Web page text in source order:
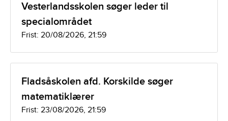
Vesterlandsskolen søger leder til
specialområdet
Frist: 20/08/2026, 21:59
Fladsåskolen afd. Korskilde søger
matematiklærer
Frist: 23/08/2026, 21:59